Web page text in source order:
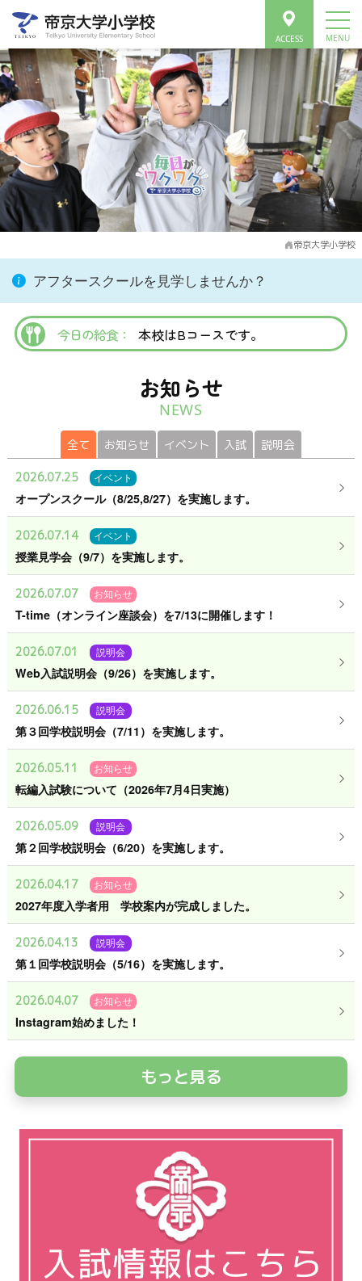
帝京大学小学校
アフタースクールを見学しませんか？
今日の給食： 本校はBコースです。
お知らせ
NEWS
全て お知らせ イベント 入試 説明会
2026.07.25 イベント
オープンスクール（8/25,8/27）を実施します。
2026.07.14 イベント
授業見学会（9/7）を実施します。
2026.07.07 お知らせ
T-time（オンライン座談会）を7/13に開催します！
2026.07.01 説明会
Web入試説明会（9/26）を実施します。
2026.06.15 説明会
第３回学校説明会（7/11）を実施します。
2026.05.11 お知らせ
転編入試験について（2026年7月4日実施）
2026.05.09 説明会
第２回学校説明会（6/20）を実施します。
2026.04.17 お知らせ
2027年度入学者用 学校案内が完成しました。
2026.04.13 説明会
第１回学校説明会（5/16）を実施します。
2026.04.07 お知らせ
Instagram始めました！
もっと見る